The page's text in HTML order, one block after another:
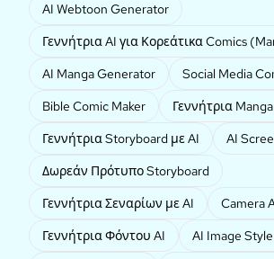
AI Webtoon Generator
Γεννήτρια AI για Κορεάτικα Comics
AI Manga Generator
Social Media
Bible Comic Maker
Γεννήτρια
Γεννήτρια Storyboard με AI
AI
Δωρεάν Πρότυπο Storyboard
Γεννήτρια Σεναρίων με AI
Camera
Γεννήτρια Φόντου AI
AI Image